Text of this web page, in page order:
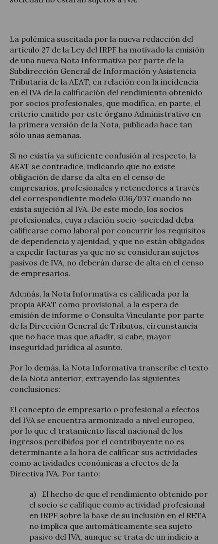
La polémica suscitada por la nueva redacción del
artículo 27 de la Ley del IRPF ha motivado la emisión
de una nueva Nota Informativa por parte de la
Subdirección General de Información y Asistencia
Tributaria de la AEAT, en relación con la incidencia
en el IVA de la calificación del rendimiento obtenido
por socios profesionales, que modifica, en parte, el
criterio emitido por este órgano Administrativo en
la primera versión de la Nota, publicada hace tan
sólo unas semanas.
Si no existía ya suficiente confusión al respecto, la
AEAT se contradice, indicando que no existe
obligación de darse da alta en el censo de
empresarios, profesionales y retenedores a través
del correspondiente modelo 036/037 cuando no
exista sujeción al IVA. De este modo, los socios
profesionales, cuya relación socio-sociedad deba
calificarse como laboral por concurrir los requisitos
de dependencia y ajenidad, y que no están obligados
a expedir facturas ya que no se consideran sujetos
pasivos de IVA, no deberán darse de alta en el censo
de empresarios.
Además, la Nota Informativa es calificada por la
propia AEAT como provisional, a la espera de
emisión de informe o Consulta Vinculante por parte
de la Dirección General de Tributos, circunstancia
que no hace mas que añadir, si cabe, mayor
inseguridad jurídica al asunto.
Por lo demás, la Nota Informativa transcribe el texto
de la Nota anterior, extrayendo las siguientes
conclusiones:
El concepto de empresario o profesional a efectos
del IVA se encuentra armonizado a nivel europeo,
por lo que el tratamiento fiscal nacional de los
ingresos percibidos por el contribuyente no es
determinante a la hora de calificar sus actividades
como actividades económicas a efectos de la
Directiva IVA. Por tanto:
a) El hecho de que el rendimiento obtenido por
el socio se califique como actividad profesional
en IRPF sobre la base de su inclusión en el RETA
no implica que automáticamente sea sujeto
pasivo del IVA, aunque se trata de un indicio a